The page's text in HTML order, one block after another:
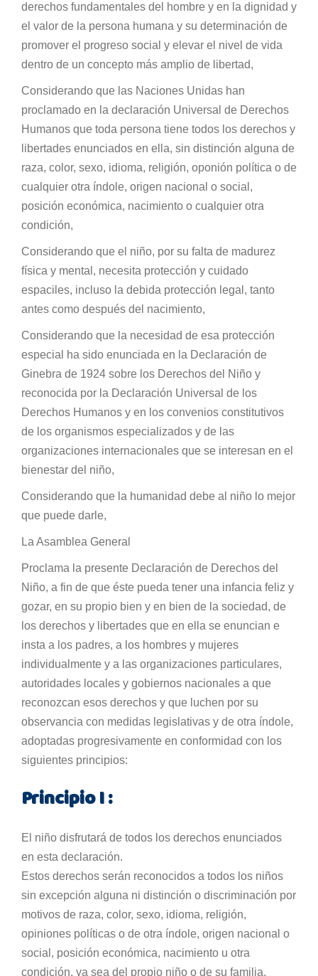
derechos fundamentales del hombre y en la dignidad y
el valor de la persona humana y su determinación de
promover el progreso social y elevar el nivel de vida
dentro de un concepto más amplio de libertad,
Considerando que las Naciones Unidas han
proclamado en la declaración Universal de Derechos
Humanos que toda persona tiene todos los derechos y
libertades enunciados en ella, sin distinción alguna de
raza, color, sexo, idioma, religión, oponión política o de
cualquier otra índole, origen nacional o social,
posición económica, nacimiento o cualquier otra
condición,
Considerando que el niño, por su falta de madurez
física y mental, necesita protección y cuidado
espaciles, incluso la debida protección legal, tanto
antes como después del nacimiento,
Considerando que la necesidad de esa protección
especial ha sido enunciada en la Declaración de
Ginebra de 1924 sobre los Derechos del Niño y
reconocida por la Declaración Universal de los
Derechos Humanos y en los convenios constitutivos
de los organismos especializados y de las
organizaciones internacionales que se interesan en el
bienestar del niño,
Considerando que la humanidad debe al niño lo mejor
que puede darle,
La Asamblea General
Proclama la presente Declaración de Derechos del
Niño, a fin de que éste pueda tener una infancia feliz y
gozar, en su propio bien y en bien de la sociedad, de
los derechos y libertades que en ella se enuncian e
insta a los padres, a los hombres y mujeres
individualmente y a las organizaciones particulares,
autoridades locales y gobiernos nacionales a que
reconozcan esos derechos y que luchen por su
observancia con medidas legislativas y de otra índole,
adoptadas progresivamente en conformidad con los
siguientes principios:
Principio I :
El niño disfrutará de todos los derechos enunciados
en esta declaración.
Estos derechos serán reconocidos a todos los niños
sin excepción alguna ni distinción o discriminación por
motivos de raza, color, sexo, idioma, religión,
opiniones políticas o de otra índole, origen nacional o
social, posición económica, nacimiento u otra
condición, ya sea del propio niño o de su familia.